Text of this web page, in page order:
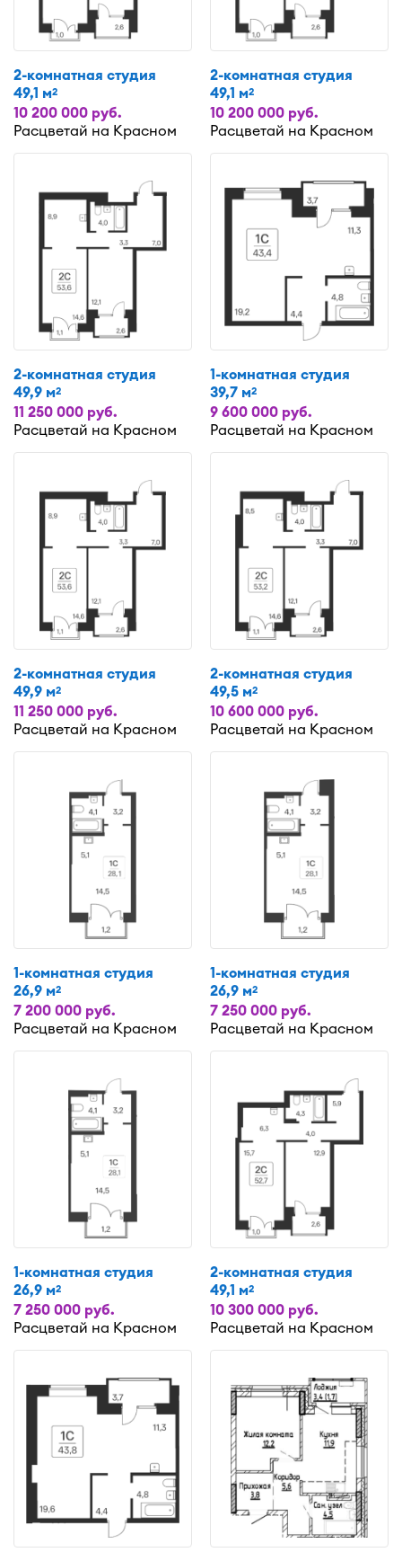
2-комнатная студия
49,1 м2
10 200 000 руб.
Расцветай на Красном
2-комнатная студия
49,1 м2
10 200 000 руб.
Расцветай на Красном
2-комнатная студия
49,9 м2
11 250 000 руб.
Расцветай на Красном
1-комнатная студия
39,7 м2
9 600 000 руб.
Расцветай на Красном
2-комнатная студия
49,9 м2
11 250 000 руб.
Расцветай на Красном
2-комнатная студия
49,5 м2
10 600 000 руб.
Расцветай на Красном
1-комнатная студия
26,9 м2
7 200 000 руб.
Расцветай на Красном
1-комнатная студия
26,9 м2
7 250 000 руб.
Расцветай на Красном
1-комнатная студия
26,9 м2
7 250 000 руб.
Расцветай на Красном
2-комнатная студия
49,1 м2
10 300 000 руб.
Расцветай на Красном